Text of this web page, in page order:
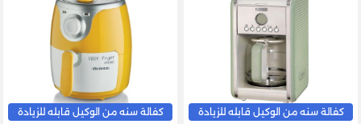
كفالة سنه من الوكيل قابله للزيادة كفالة سنه من الوكيل قابله للزيادة